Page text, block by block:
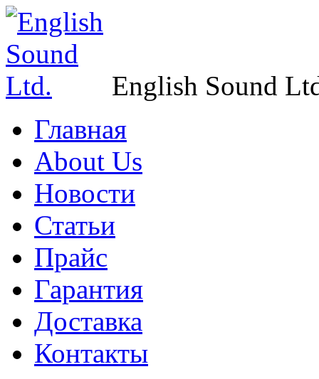
English Sound
Главная
About Us
Новости
Статьи
Прайс
Гарантия
Доставка
Контакты